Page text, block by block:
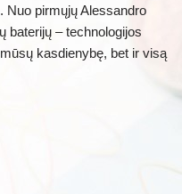
Nuo pirmųjų Alessandro
baterijų – technologijos
kasdienybę, bet ir visą